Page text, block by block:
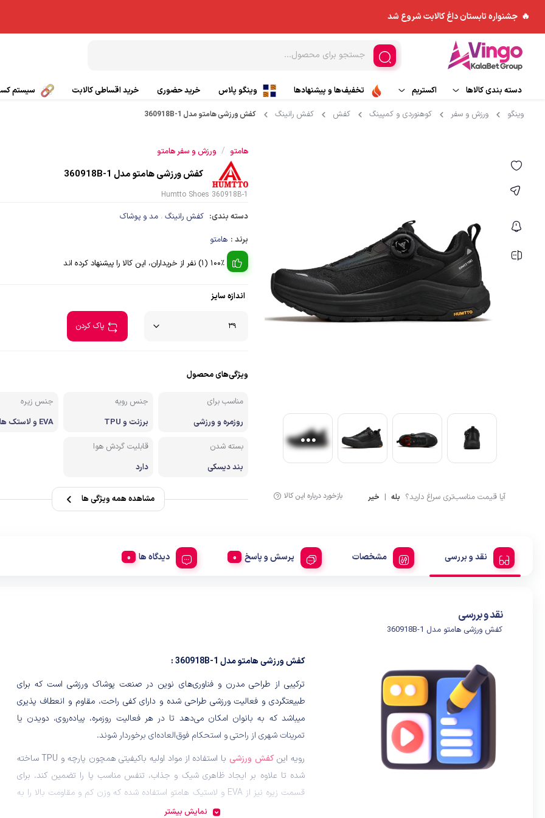
🔥 جشنواره تابستان داغ کالابت شروع شد
دسته بندی کالاها
مد و پوشاک
لگینگ ورزشی
شلوارک کوهنوردی و ورزشی
کلاه ورزشی و کوهنوردی
کوله پشتی
ماگ و فلاسک
اکستریم
ورزش های هوایی
چتر کمکی پاراگلایدر
صندلی پاراگلایدر
بی سیم
تخفیف‌ها و پیشنهادها وینگو پلاس خرید حضوری خرید اقساطی کالابت سیستم
وینگو ورزش و سفر کوهنوردی و کمپینگ کفش کفش رانینگ کفش ورزشی هامتو مدل 360918B-1
آیا قیمت مناسب‌تری سراغ دارید؟ بله | خیر بازخورد درباره این کالا
هامتو / ورزش و سفر هامتو
کفش ورزشی هامتو مدل 360918B-1
Humtto Shoes 360918B-1
دسته بندی: کفش رانینگ ،مد و پوشاک
برند : هامتو
100% (1) نفر از خریداران، این کالا را پیشنهاد کرده اند
اندازه سایز
پاک کردن
ویژگی‌های محصول
مناسب برای
روزمره و ورزشی
جنس رویه
برزنت و TPU
جنس زیره
EVA و لاستک هامتو
بسته شدن
بند دیسکی
قابلیت گردش هوا
دارد
مشاهده همه ویژگی ها
نقد و بررسی مشخصات پرسش و پاسخ دیدگاه ها
نقد و بررسی
کفش ورزشی هامتو مدل 360918B-1
کفش ورزشی هامتو مدل 360918B-1 :
ترکیبی از طراحی مدرن و فناوری‌های نوین در صنعت پوشاک ورزشی است که برای
طبیعتگردی و فعالیت ورزشی طراحی شده و دارای کفی راحت، مقاوم و انعطاف پذیری
میباشد که به بانوان امکان می‌دهد تا در هر فعالیت روزمره، پیاده‌روی، دویدن یا
تمرینات شهری از راحتی و استحکام فوق‌العاده‌ای برخوردار شوند.
رویه اینکفش ورزشی
با استفاده از مواد اولیه باکیفیتی همچون پارچه و TPU ساخته
شده تا علاوه بر ایجاد ظاهری شیک و جذاب، تنفس مناسب پا را تضمین کند. برای
قسمت زیره نیز از EVA و لاستیک هامتو استفاده شده که وزن کم و مقاومت بالا را به
همراه راحتی در هنگام انجام فعالیت های مختلف فراهم میکند و قابلیت خوبی در دفع
نمایش بیشتر